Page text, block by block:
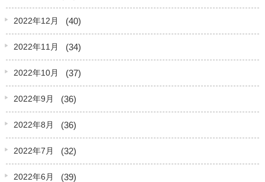
2022年12月 (40)
2022年11月 (34)
2022年10月 (37)
2022年9月 (36)
2022年8月 (36)
2022年7月 (32)
2022年6月 (39)